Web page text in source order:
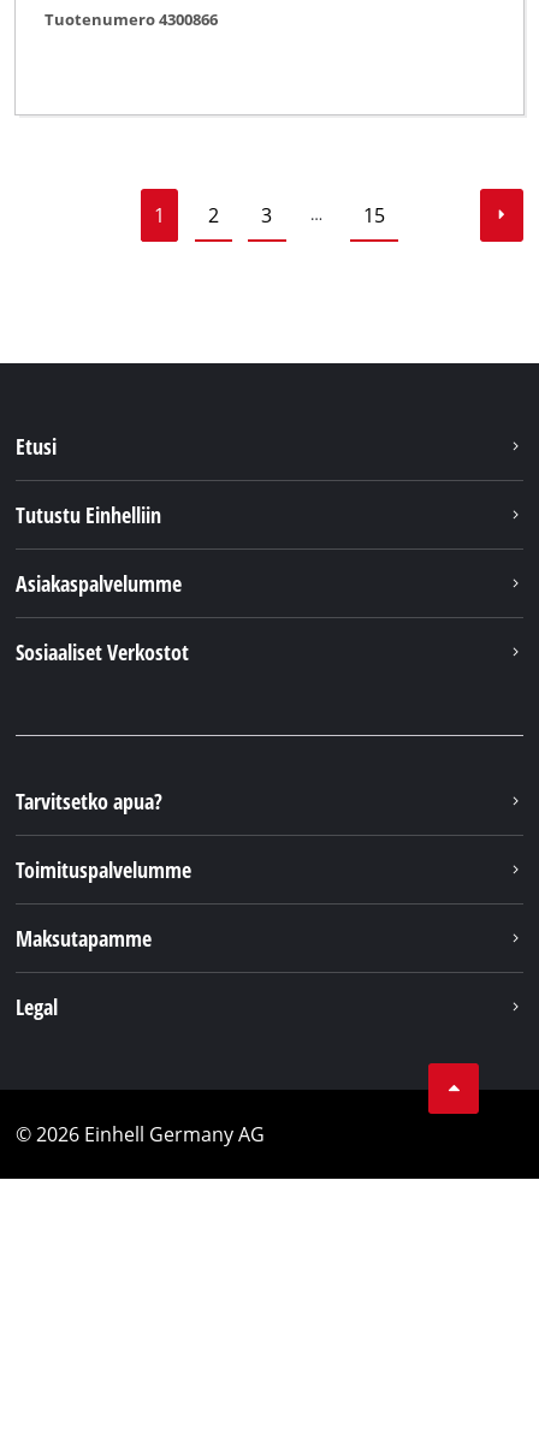
Tuotenumero 4300866
1 2 3 … 15
Etusi
Tutustu Einhelliin
Asiakaspalvelumme
Sosiaaliset Verkostot
Tarvitsetko apua?
Toimituspalvelumme
Maksutapamme
Legal
© 2026 Einhell Germany AG